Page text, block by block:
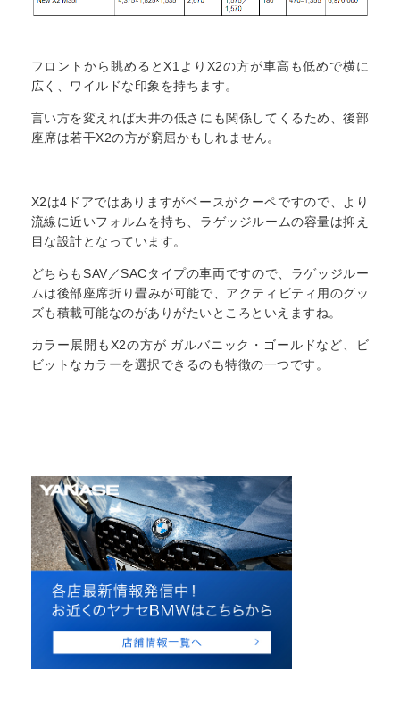
フロントから眺めるとX1よりX2の方が車高も低めで横に
広く、ワイルドな印象を持ちます。
言い方を変えれば天井の低さにも関係してくるため、後部
座席は若干X2の方が窮屈かもしれません。
X2は4ドアではありますがベースがクーペですので、より
流線に近いフォルムを持ち、ラゲッジルームの容量は抑え
目な設計となっています。
どちらもSAV／SACタイプの車両ですので、ラゲッジルー
ムは後部座席折り畳みが可能で、アクティビティ用のグッ
ズも積載可能なのがありがたいところといえますね。
カラー展開もX2の方が ガルバニック・ゴールドなど、ビ
ビットなカラーを選択できるのも特徴の一つです。